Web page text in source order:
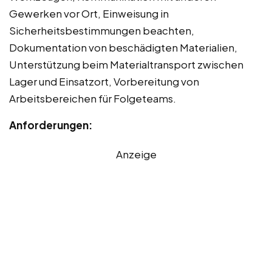
Gewerken vor Ort, Einweisung in
Sicherheitsbestimmungen beachten,
Dokumentation von beschädigten Materialien,
Unterstützung beim Materialtransport zwischen
Lager und Einsatzort, Vorbereitung von
Arbeitsbereichen für Folgeteams.
Anforderungen:
Anzeige